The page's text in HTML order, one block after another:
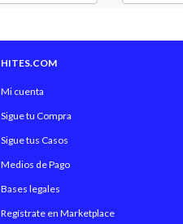
HITES.COM
Mi cuenta
Sigue tu Compra
Sigue tus Casos
Medios de Pago
Bases legales
Regístrate en Marketplace